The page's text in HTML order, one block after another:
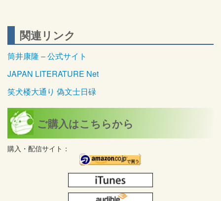
関連リンク
筒井康隆 – 公式サイト
JAPAN LITERATURE Net
笑犬楼大通り 偽文士日碌
ご購入はこちらから
購入・配信サイト：